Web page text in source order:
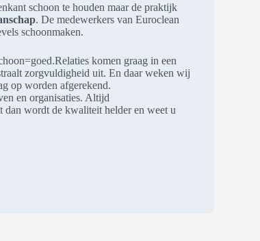
schoon te houden maar de praktijk
. De medewerkers van Euroclean
schoonmaken.
komen graag in een
zorgvuldigheid uit. En daar weken wij
op worden afgerekend.
en organisaties. Altijd
wordt de kwaliteit helder en weet u